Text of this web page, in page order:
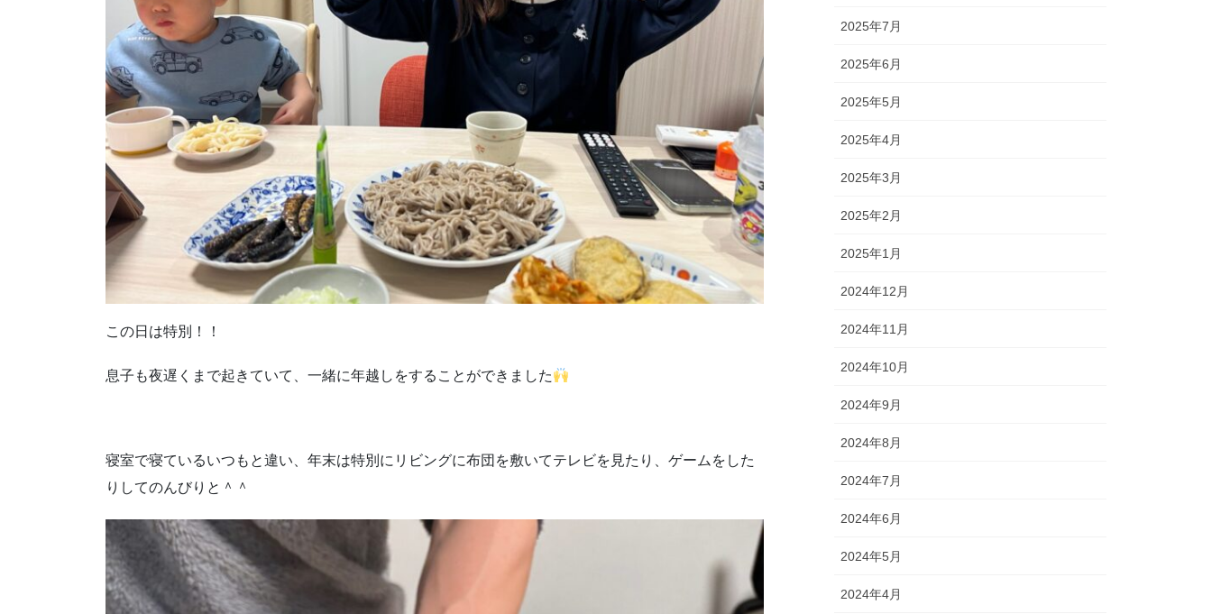
この日は特別！！
息子も夜遅くまで起きていて、一緒に年越しをすることができました
寝室で寝ているいつもと違い、年末は特別にリビングに布団を敷いてテレビを見たり、ゲームをした
りしてのんびりと＾＾
2025年7月
2025年6月
2025年5月
2025年4月
2025年3月
2025年2月
2025年1月
2024年12月
2024年11月
2024年10月
2024年9月
2024年8月
2024年7月
2024年6月
2024年5月
2024年4月